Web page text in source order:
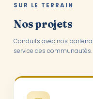
SUR LE TERRAIN
Nos projets
Conduits avec nos
service des communautés.